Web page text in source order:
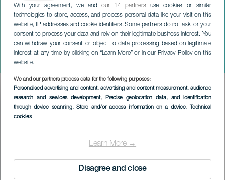
With your agreement, we andour 14 partnersuse cookies or similar
technologies to store, access, and process personal data like your visit on this
website, IP addresses and cookie identifiers. Some partners do not ask for your
consent to process your data and rely on their legitimate business interest. You
can withdraw your consent or object to data processing based on legitimate
interest at any time by clicking on “Learn More” or in our Privacy Policy on this
website.
We and our partners process data for the following purposes:
Personalised advertising and content, advertising and content measurement, audience
research and services development, Precise geolocation data, and identification
through device scanning, Store and/or access information on a device, Technical
cookies
Learn More →
Disagree and close
Corpus Christi
LANZAROTE
Imagen
Listado